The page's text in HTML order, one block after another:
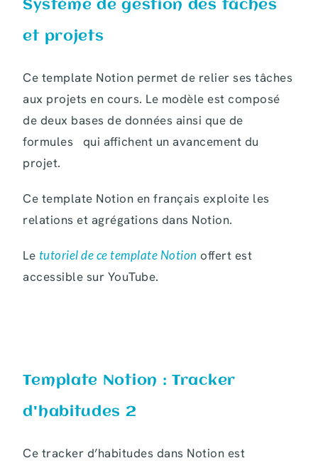
Système de gestion des tâches
et projets
Ce template Notion permet de relier ses tâches
aux projets en cours. Le modèle est composé
de deux bases de données ainsi que de
formules qui affichent un avancement du
projet.
Ce template Notion en français exploite les
relations et agrégations dans Notion.
Le tutoriel de ce template Notion offert est
accessible sur YouTube.
Template Notion : Tracker
d'habitudes 2
Ce tracker d’habitudes dans Notion est